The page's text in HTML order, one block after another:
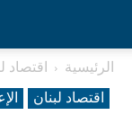
الرئيسية
اقتصاد
اقتصاد لبنان